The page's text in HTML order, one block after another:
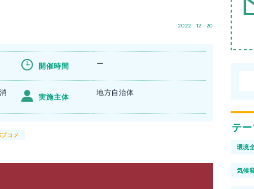
2022 . 12 . 20
開催時間 ー
実施主体 地方自治体
コメ
テ
環境
気候